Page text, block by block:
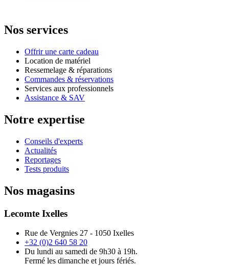
Nos services
Offrir une carte cadeau
Location de matériel
Ressemelage & réparations
Commandes & réservations
Services aux professionnels
Assistance & SAV
Notre expertise
Conseils d'experts
Actualités
Reportages
Tests produits
Nos magasins
Lecomte Ixelles
Rue de Vergnies 27 - 1050 Ixelles
+32 (0)2 640 58 20
Du lundi au samedi de 9h30 à 19h.
Fermé les dimanche et jours fériés.